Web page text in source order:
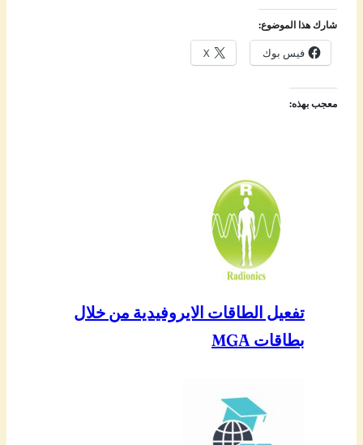
شارك هذا الموضوع:
فيس بوك X
معجب بهذه:
تفعيل الطاقات الايروفيدية من خلال
بطاقات MGA